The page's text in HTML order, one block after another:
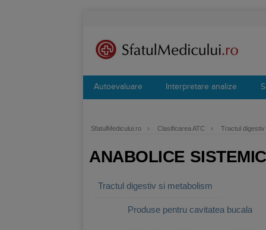
Autoevaluare Interpretare analize
SfatulMedicului.ro › Clasificarea ATC › Tractul
ANABOLICE
Tractul digestiv si metabolism
Produse pentru cavitatea bucala